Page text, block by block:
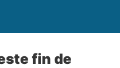
fin de